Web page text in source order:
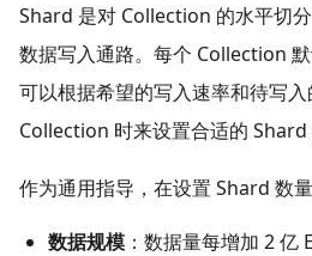
Shard 是对 Collection 的水平切
数据写入通路。每个 Collection
可以根据希望的写入速率和待写
Collection 时来设置合适的 Shard
作为通用指导，在设置 Shard 数
数据规模 ：数据量每增加 2